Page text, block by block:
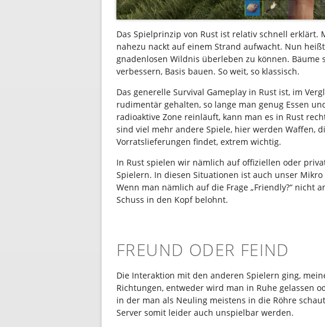
Das Spielprinzip von Rust ist relativ schnell erklärt.
nahezu nackt auf einem Strand aufwacht. Nun
gnadenlosen Wildnis überleben zu können. Bäume
verbessern, Basis bauen. So weit, so klassisch.
Das generelle Survival Gameplay in Rust ist, im
rudimentär gehalten, so lange man genug Essen
radioaktive Zone reinläuft, kann man es in Rust
sind viel mehr andere Spiele, hier werden Waffen,
Vorratslieferungen findet, extrem wichtig.
In Rust spielen wir nämlich auf offiziellen oder
Spielern. In diesen Situationen ist auch unser
Wenn man nämlich auf die Frage „Friendly?“ nicht
Schuss in den Kopf belohnt.
FREUND ODER FEIND
Die Interaktion mit den anderen Spielern ging,
Richtungen, entweder wird man in Ruhe gelassen
in der man als Neuling meistens in die Röhre
Server somit leider auch unspielbar werden.